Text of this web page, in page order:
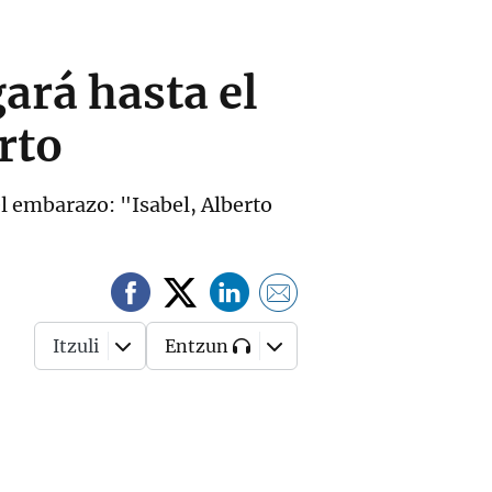
hasta el
embarazo: "Isabel, Alberto
Itzuli Entzun